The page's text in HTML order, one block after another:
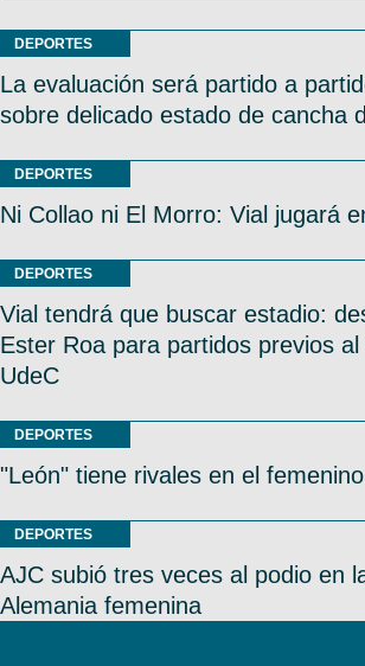
DEPORTES
La evaluación será partido a
sobre delicado estado de cancha
DEPORTES
Ni Collao ni El Morro: Vial jugará
DEPORTES
Vial tendrá que buscar estadio:
Ester Roa para partidos previos
UdeC
DEPORTES
"León" tiene rivales en el
DEPORTES
AJC subió tres veces al podio en
Alemania femenina